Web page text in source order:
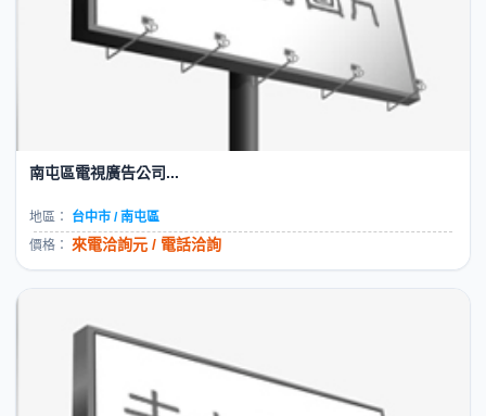
南屯區電視廣告公司...
地區：
台中市 / 南屯區
價格： 來電洽詢元 / 電話洽詢